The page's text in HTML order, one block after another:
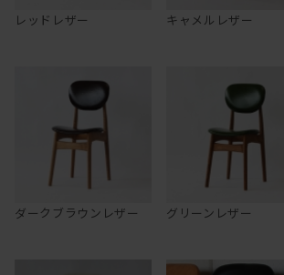
レッドレザー キャメルレザー
ダークブラウンレザー グリーンレザー